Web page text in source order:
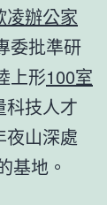
凌辦公家
委批準研
上形100室
科技人才
夜山深處
基地。